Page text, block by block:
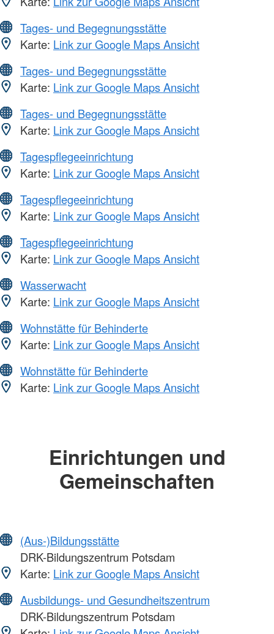
Tages- und Begegnungsstätte
Karte: Link zur Google Maps Ansicht
Tages- und Begegnungsstätte
Karte: Link zur Google Maps Ansicht
Tages- und Begegnungsstätte
Karte: Link zur Google Maps Ansicht
Tagespflegeeinrichtung
Karte: Link zur Google Maps Ansicht
Tagespflegeeinrichtung
Karte: Link zur Google Maps Ansicht
Tagespflegeeinrichtung
Karte: Link zur Google Maps Ansicht
Wasserwacht
Karte: Link zur Google Maps Ansicht
Wohnstätte für Behinderte
Karte: Link zur Google Maps Ansicht
Wohnstätte für Behinderte
Karte: Link zur Google Maps Ansicht
Einrichtungen und
Gemeinschaften
(Aus-)Bildungsstätte
DRK-Bildungszentrum Potsdam
Karte: Link zur Google Maps Ansicht
Ausbildungs- und Gesundheitszentrum
DRK-Bildungszentrum Potsdam